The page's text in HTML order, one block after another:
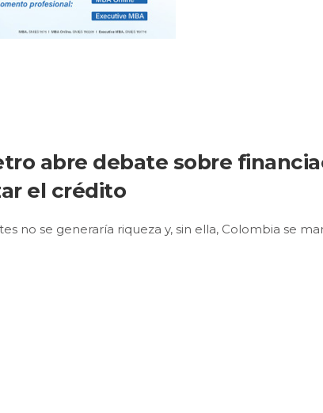
abre debate sobre
el crédito
no se generaría riqueza y, sin ella, Colombia se